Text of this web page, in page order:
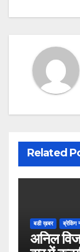
Related
बडी ख़बर ब्रेकिंग
अनिल